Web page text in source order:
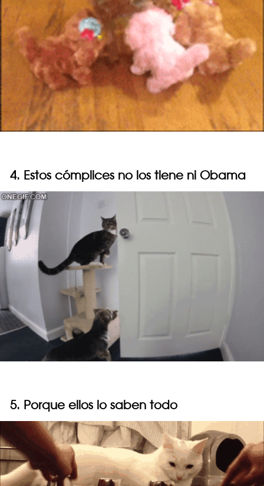
4. Estos cómplices no los tiene ni Obama
5. Porque ellos lo saben todo